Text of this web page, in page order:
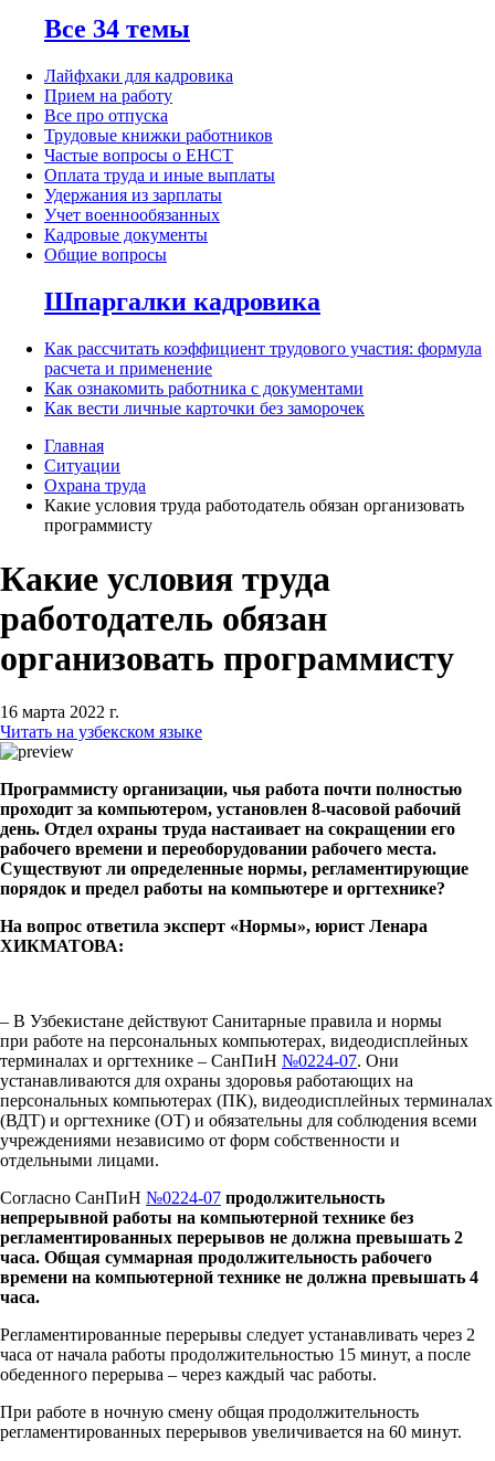
Все 34 темы
Лайфхаки для кадровика
Прием на работу
Все про отпуска
Трудовые книжки работников
Частые вопросы о ЕНСТ
Оплата труда и иные выплаты
Удержания из зарплаты
Учет военнообязанных
Кадровые документы
Общие вопросы
Шпаргалки кадровика
Как рассчитать коэффициент трудового участия: формула
расчета и применение
Как ознакомить работника с документами
Как вести личные карточки без заморочек
Главная
Ситуации
Охрана труда
Какие условия труда работодатель обязан организовать
программисту
Какие условия труда
работодатель обязан
организовать программисту
16 марта 2022 г.
Читать на узбекском языке
Программисту организации, чья работа почти полностью
проходит за компьютером, установлен 8-часовой рабочий
день. Отдел охраны труда настаивает на сокращении его
рабочего времени и переоборудовании рабочего места.
Существуют ли определенные нормы, регламентирующие
порядок и предел работы на компьютере и оргтехнике?
На вопрос ответила эксперт «Нормы», юрист Ленара
ХИКМАТОВА:
– В Узбекистане действуют Санитарные правила и нормы
при работе на персональных компьютерах, видеодисплейных
терминалах и оргтехнике – СанПиН №0224-07. Они
устанавливаются для охраны здоровья работающих на
персональных компьютерах (ПК), видеодисплейных терминалах
(ВДТ) и оргтехнике (ОТ) и обязательны для соблюдения всеми
учреждениями независимо от форм собственности и
отдельными лицами.
Согласно СанПиН №0224-07 продолжительность
непрерывной работы на компьютерной технике без
регламентированных перерывов не должна превышать 2
часа. Общая суммарная продолжительность рабочего
времени на компьютерной технике не должна превышать 4
часа.
Регламентированные перерывы следует устанавливать через 2
часа от начала работы продолжительностью 15 минут, а после
обеденного перерыва – через каждый час работы.
При работе в ночную смену общая продолжительность
регламентированных перерывов увеличивается на 60 минут.